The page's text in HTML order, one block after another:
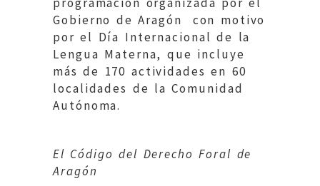
Gobierno de Aragón con motivo
por el Día Internacional de la
Lengua Materna, que incluye
más de 170 actividades en 60
localidades de la Comunidad
Autónoma.
El Código del Derecho Foral de
Aragón